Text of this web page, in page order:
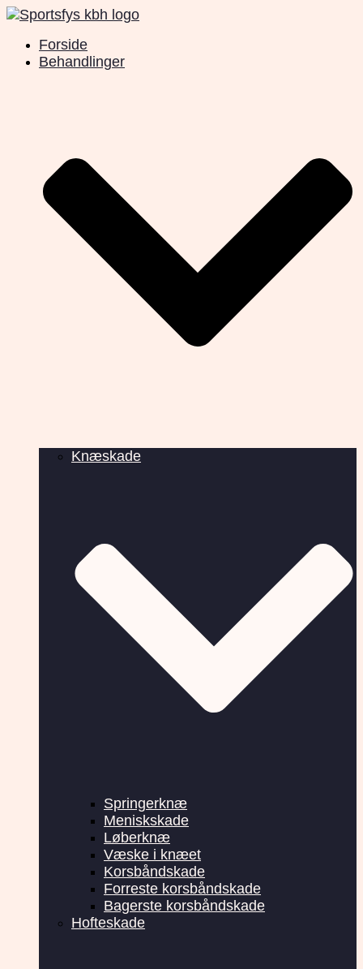
Videre
indholdForside
Behandlinger
Knæskade
Springerknæ
Meniskskade
Løberknæ
Væske i knæet
Korsbåndskade
Forreste korsbåndskade
Bagerste korsbåndskade
Hofteskade